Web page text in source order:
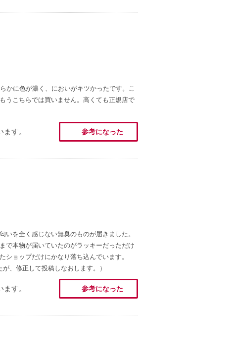
かに色が濃く、においがキツかったです。こ
うこちらでは買いません。高くても正規店で
す。 参考になった
を全く感じない無臭のものが届きました。
で本物が届いていたのがラッキーだっただけ
ショップだけにかなり落ち込んでいます。
、修正して投稿しなおします。）
す。 参考になった